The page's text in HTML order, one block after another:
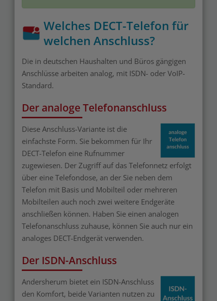
Welches DECT-Telefon für
welchen Anschluss?
Die in deutschen Haushalten und Büros gängigen
Anschlüsse arbeiten analog, mit ISDN- oder VoIP-
Standard.
Der analoge Telefonanschluss
Diese Anschluss-Variante ist die
einfachste Form. Sie bekommen für Ihr
DECT-Telefon eine Rufnummer
zugewiesen. Der Zugriff auf das Telefonnetz erfolgt
über eine Telefondose, an der Sie neben dem
Telefon mit Basis und Mobilteil oder mehreren
Mobilteilen auch noch zwei weitere Endgeräte
anschließen können. Haben Sie einen analogen
Telefonanschluss zuhause, können Sie auch nur ein
analoges DECT-Endgerät verwenden.
Der ISDN-Anschluss
Andersherum bietet ein ISDN-Anschluss
den Komfort, beide Varianten nutzen zu